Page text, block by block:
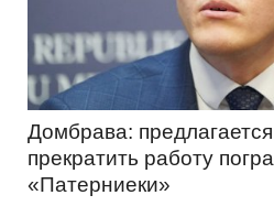
Домбрава:
прекратить работу
«Патерниеки»